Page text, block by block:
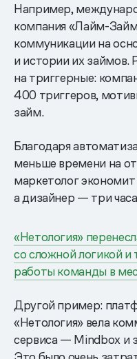
Например,
компания «Лайм-
коммуникации на
и истории их займов.
на триггерные:
400 триггеров,
займ.
Благодаря
меньше времени на
маркетолог
а дизайнер — три
«Нетология»
со сложной логикой и
работы команды в
Другой пример:
«Нетология» вела
сервиса — Mindbox и